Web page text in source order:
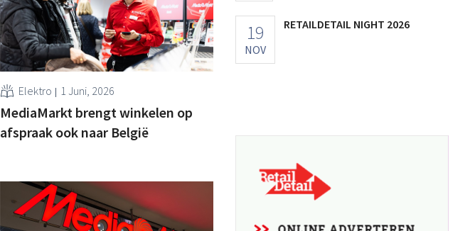
Elektro 1 Juni, 2026
MediaMarkt brengt winkelen op
afspraak ook naar België
19
NOV
RETAILDETAIL NIGHT 2026